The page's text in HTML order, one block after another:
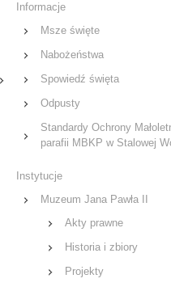
Informacje
Msze święte
Nabożeństwa
Spowiedź święta
Odpusty
Standardy Ochrony
parafii MBKP w Stalowej
Instytucje
Muzeum Jana Pawła II
Akty prawne
Historia i zbiory
Projekty